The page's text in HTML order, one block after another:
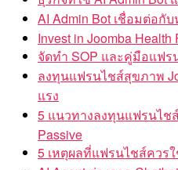
AI Admin Bot เชื่อมต่อกั
Invest in Joomba
จัดทำ SOP และคู่มือแฟร
ลงทุนแฟรนไชส์สุขภาพ
แรง
5 แนวทางลงทุนแฟรนไช
Passive
5 เหตุผลที่แฟรนไชส์ควร